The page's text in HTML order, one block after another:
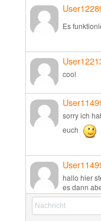
Es
cool
sorry ich
euch
hallo hier
es dann
etwas